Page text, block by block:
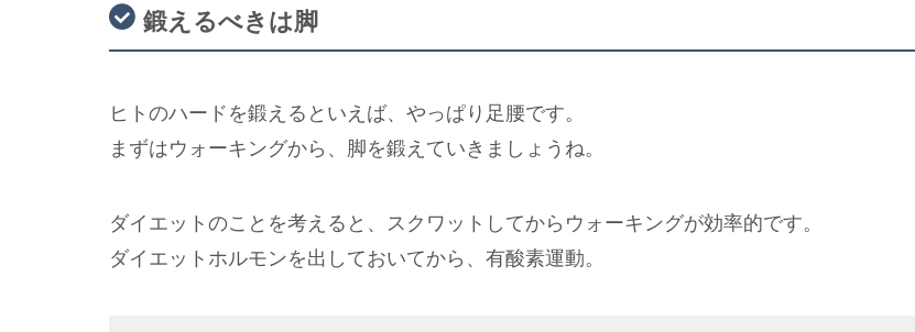
鍛えるべきは脚
ヒトのハードを鍛えるといえば、やっぱり足腰です。
まずはウォーキングから、脚を鍛えていきましょうね。
ダイエットのことを考えると、スクワットしてからウォーキングが効率的です。
ダイエットホルモンを出しておいてから、有酸素運動。